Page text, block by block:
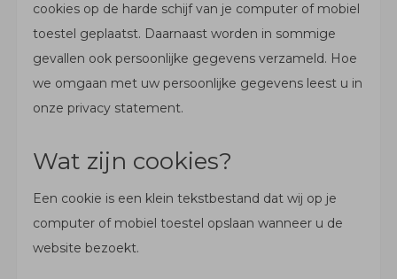
cookies op de harde schijf van je computer of mobiel
toestel geplaatst. Daarnaast worden in sommige
gevallen ook persoonlijke gegevens verzameld. Hoe
we omgaan met uw persoonlijke gegevens leest u in
onze privacy statement.
Wat zijn cookies?
Een cookie is een klein tekstbestand dat wij op je
computer of mobiel toestel opslaan wanneer u de
website bezoekt.